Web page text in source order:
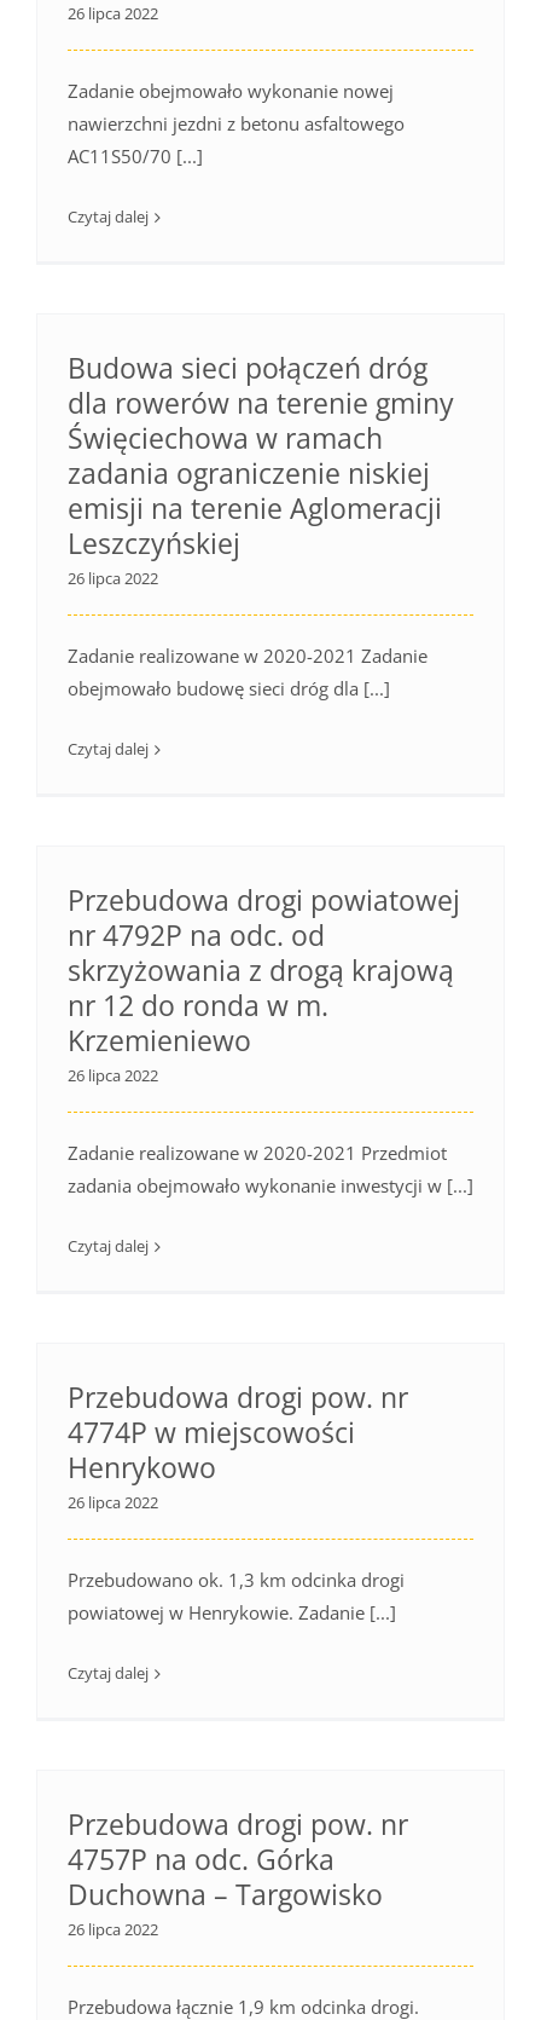
26 lipca 2022
Zadanie obejmowało wykonanie nowej
nawierzchni jezdni z betonu asfaltowego
AC11S50/70 [...]
Czytaj dalej
Budowa sieci połączeń dróg
dla rowerów na terenie gminy
Święciechowa w ramach
zadania ograniczenie niskiej
emisji na terenie Aglomeracji
Leszczyńskiej
26 lipca 2022
Zadanie realizowane w 2020-2021 Zadanie
obejmowało budowę sieci dróg dla [...]
Czytaj dalej
Przebudowa drogi powiatowej
nr 4792P na odc. od
skrzyżowania z drogą krajową
nr 12 do ronda w m.
Krzemieniewo
26 lipca 2022
Zadanie realizowane w 2020-2021 Przedmiot
zadania obejmowało wykonanie inwestycji w [...]
Czytaj dalej
Przebudowa drogi pow. nr
4774P w miejscowości
Henrykowo
26 lipca 2022
Przebudowano ok. 1,3 km odcinka drogi
powiatowej w Henrykowie. Zadanie [...]
Czytaj dalej
Przebudowa drogi pow. nr
4757P na odc. Górka
Duchowna – Targowisko
26 lipca 2022
Przebudowa łącznie 1,9 km odcinka drogi.